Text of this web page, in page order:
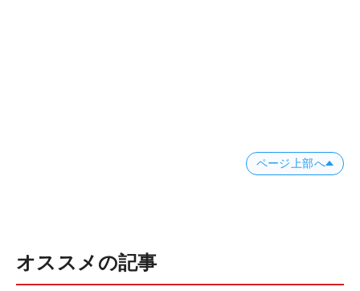
ページ上部へ
オススメの記事